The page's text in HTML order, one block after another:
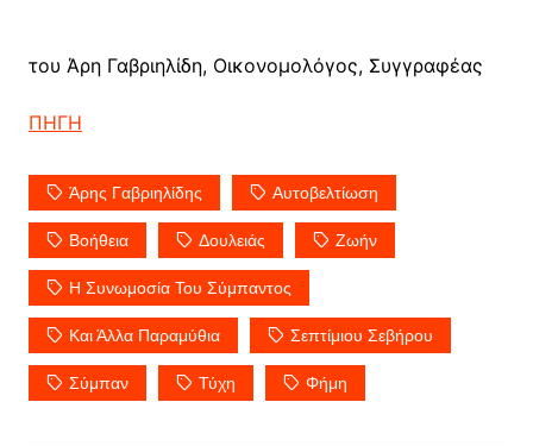
του Άρη Γαβριηλίδη, Οικονομολόγος, Συγγραφέας
ΠΗΓΗ
Άρης Γαβριηλίδης Αυτοβελτίωση
Βοήθεια Δουλειάς Ζωήν
Η Συνωμοσία Του Σύμπαντος
Και Άλλα Παραμύθια Σεπτίμιου Σεβήρου
Σύμπαν Τύχη Φήμη